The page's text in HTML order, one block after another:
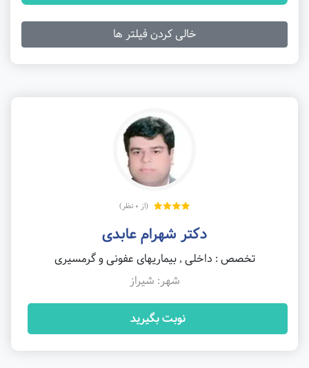
خالی کردن فیلتر ها
(از 0 نظر)
دکتر شهرام عابدی
تخصص : داخلی , بیماریهای عفونی و گرمسیری
شهر: شیراز
نوبت بگیرید